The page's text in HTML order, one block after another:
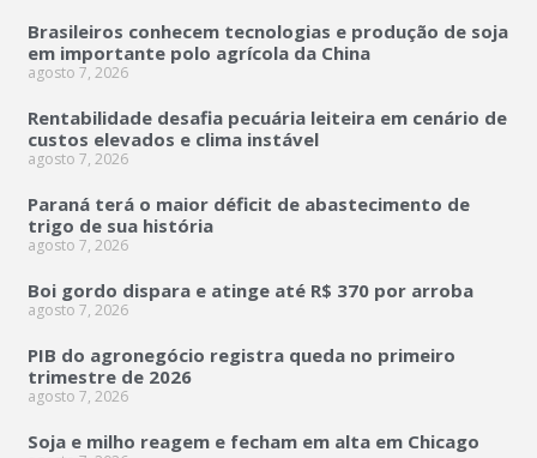
Brasileiros conhecem tecnologias e produção de soja
em importante polo agrícola da China
agosto 7, 2026
Rentabilidade desafia pecuária leiteira em cenário de
custos elevados e clima instável
agosto 7, 2026
Paraná terá o maior déficit de abastecimento de
trigo de sua história
agosto 7, 2026
Boi gordo dispara e atinge até R$ 370 por arroba
agosto 7, 2026
PIB do agronegócio registra queda no primeiro
trimestre de 2026
agosto 7, 2026
Soja e milho reagem e fecham em alta em Chicago